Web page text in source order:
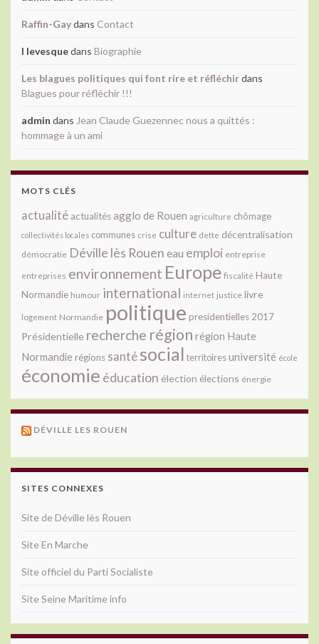
Raffin-Gaydans Contact
l levesquedans Biographie
Les blagues politiques qui font rire et réfléchirdans
Blagues pour réfléchir !!!
admin dans Jean Claude Guezennec nous a quittés :
hommage à un ami
MOTS CLÉS
actualité actualitésagglo de Rouen agriculture chômage
collectivités locales communes crise culture dette décentralisation
démocratie Déville lès Rouen eau emploi entreprise
entreprises environnement Europe fiscalité Haute
Normandie humour international internet justice livre
logement Normandie politique presidentielles 2017
Présidentielle recherche région région Haute
Normandie régions santésocial territoiresuniversité école
économie éducation élection élections énergie
DÉVILLE LES ROUEN
SITES CONNEXES
Site de Déville lès Rouen
Site En Marche
Site officiel du Parti Socialiste
Site Seine Maritime info